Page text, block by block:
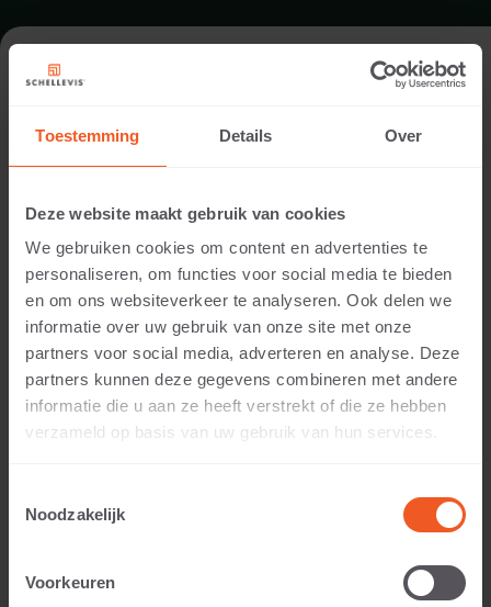
Toestemming Details Over
Deze website maakt gebruik van cookies
We gebruiken cookies om content en advertenties te
personaliseren, om functies voor social media te bieden
en om ons websiteverkeer te analyseren. Ook delen we
informatie over uw gebruik van onze site met onze
partners voor social media, adverteren en analyse. Deze
partners kunnen deze gegevens combineren met andere
informatie die u aan ze heeft verstrekt of die ze hebben
verzameld op basis van uw gebruik van hun services.
Noodzakelijk
Voorkeuren
FORMAT - LARGE FORMAT SLAB
RANGE LARGE FORMAT SLABS
50 MM THICKNESS
Applicable to: